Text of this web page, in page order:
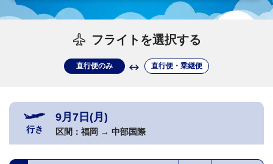
フライトを選択する
直行便のみ 直行便・乗継便
行き
9月7日(月)
区間： 福岡 → 中部国際